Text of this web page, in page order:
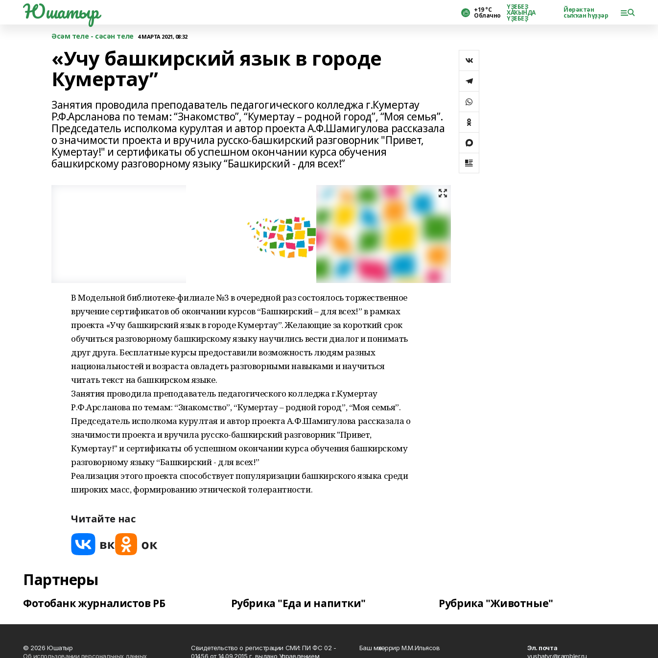
Юшатыр +19 °С
Облачно
ҮҘЕБЕҘ
ХАҠЫНДА
ҮҘЕБЕҘ
Йөрәктән
сыҡҡан һүҙҙәр
Әсәм теле - сәсән теле 4 МАРТА 2021, 08:32
«Учу башкирский язык в городе
Кумертау”
Занятия проводила преподаватель педагогического колледжа г.Кумертау
Р.Ф.Арсланова по темам: “Знакомство”, “Кумертау – родной город”, “Моя семья”.
Председатель исполкома курултая и автор проекта А.Ф.Шамигулова рассказала
о значимости проекта и вручила русско-башкирский разговорник "Привет,
Кумертау!" и сертификаты об успешном окончании курса обучения
башкирскому разговорному языку “Башкирский - для всех!”
В Модельной библиотеке-филиале №3 в очередной раз состоялось торжественное
вручение сертификатов об окончании курсов “Башкирский – для всех!” в рамках
проекта «Учу башкирский язык в городе Кумертау”. Желающие за короткий срок
обучиться разговорному башкирскому языку научились вести диалог и понимать
друг друга. Бесплатные курсы предоставили возможность людям разных
национальностей и возраста овладеть разговорными навыками и научиться
читать текст на башкирском языке.
Занятия проводила преподаватель педагогического колледжа г.Кумертау
Р.Ф.Арсланова по темам: “Знакомство”, “Кумертау – родной город”, “Моя семья”.
Председатель исполкома курултая и автор проекта А.Ф.Шамигулова рассказала о
значимости проекта и вручила русско-башкирский разговорник "Привет,
Кумертау!" и сертификаты об успешном окончании курса обучения башкирскому
разговорному языку “Башкирский - для всех!”
Реализация этого проекта способствует популяризации башкирского языка среди
широких масс, формированию этнической толерантности.
Читайте нас
Партнеры
Фотобанк журналистов РБ Рубрика "Еда и напитки" Рубрика "Животные"
© 2026 Юшатыр
Об использовании персональных данных
Свидетельство о регистрации СМИ: ПИ ФС 02 -
01456 от 14.09.2015 г. выдано Управлением
Баш мөхәррир М.М.Ильясов
Эл. почта
yushatyr@rambler.ru